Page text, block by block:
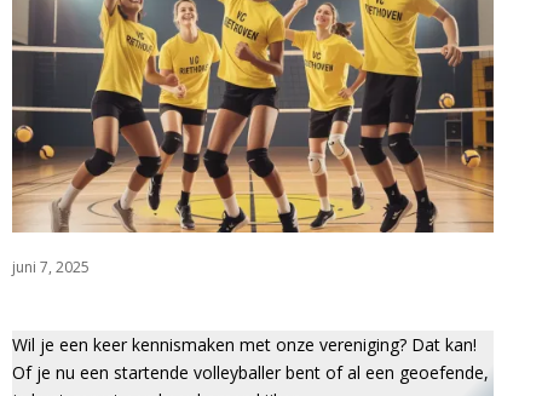
juni 7, 2025
Wil je een keer kennismaken met onze vereniging? Dat kan!
Of je nu een startende volleyballer bent of al een geoefende,
RABO